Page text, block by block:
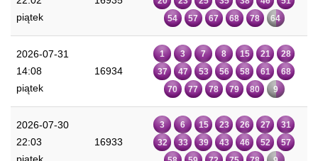
piątek
54
57 67 68 78 64
2026-07-31
14:08
piątek
16934
1 3 7 8 15 21
28
37
47 53 56 58 61
68
70
77 78 79 80 9
2026-07-30
22:03
16933
3 6 15 23 26 27
31
32
33 39 43 46 52
57